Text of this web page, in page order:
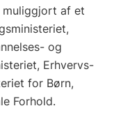
muliggjort af et
og
Erhvervs-
for Børn,
Forhold.